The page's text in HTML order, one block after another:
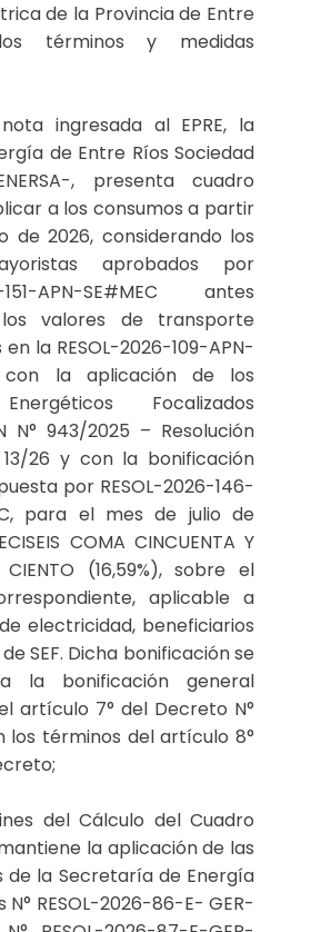
de la Provincia de Entre
términos y medidas
ingresada al EPRE, la
de Entre Ríos Sociedad
, presenta cuadro
a los consumos a partir
de 2026, considerando los
aprobados por
151-APN-SE#MEC antes
valores de transporte
la RESOL-2026-109-APN-
con la aplicación de los
Focalizados
N° 943/2025 – Resolución
13/26 y con la bonificación
por RESOL-2026-146-
para el mes de julio de
COMA CINCUENTA Y
CIENTO (16,59%), sobre el
aplicable a
electricidad, beneficiarios
SEF. Dicha bonificación se
la bonificación general
artículo 7° del Decreto N°
los términos del artículo 8°
del Cálculo del Cuadro
la aplicación de las
de la Secretaría de Energía
N° RESOL-2026-86-E- GER-